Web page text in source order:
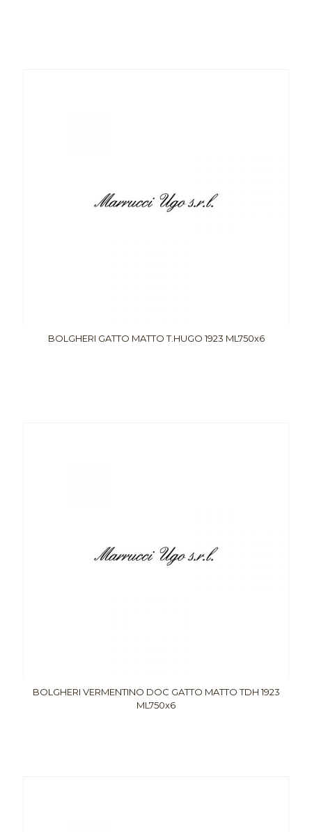
BOLGHERI GATTO MATTO T.HUGO 1923 ML750x6
BOLGHERI VERMENTINO DOC GATTO MATTO TDH 1923
ML750x6